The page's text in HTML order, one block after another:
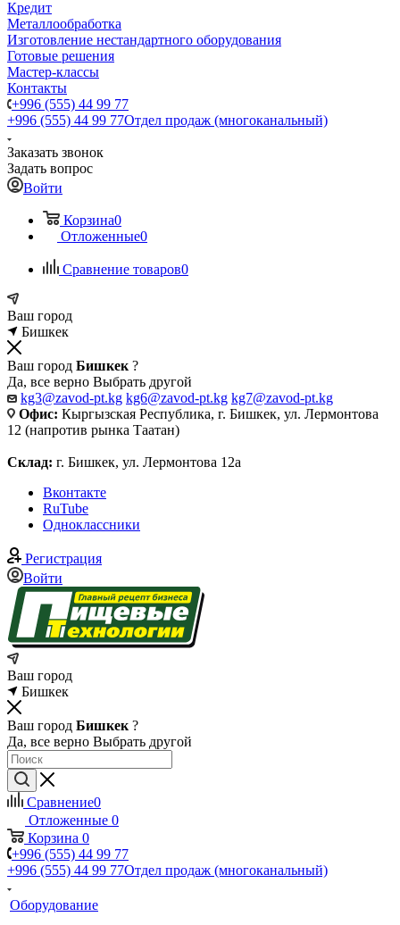
Кредит
Металлообработка
Изготовление нестандартного оборудования
Готовые решения
Мастер-классы
Контакты
+996 (555) 44 99 77
+996 (555) 44 99 77Отдел продаж (многоканальный)
Заказать звонок
Задать вопрос
Войти
Корзина0
Отложенные0
Сравнение товаров0
Ваш город
Бишкек
Ваш город Бишкек ?
Да, все верно Выбрать другой
kg3@zavod-pt.kg kg6@zavod-pt.kg kg7@zavod-pt.kg
Офис: Кыргызская Республика, г. Бишкек, ул. Лермонтова
12 (напротив рынка Таатан)
Склад: г. Бишкек, ул. Лермонтова 12а
Вконтакте
RuTube
Одноклассники
Регистрация
Войти
Ваш город
Бишкек
Ваш город Бишкек ?
Да, все верно Выбрать другой
Сравнение0
Отложенные 0
Корзина 0
+996 (555) 44 99 77
+996 (555) 44 99 77Отдел продаж (многоканальный)
Оборудование